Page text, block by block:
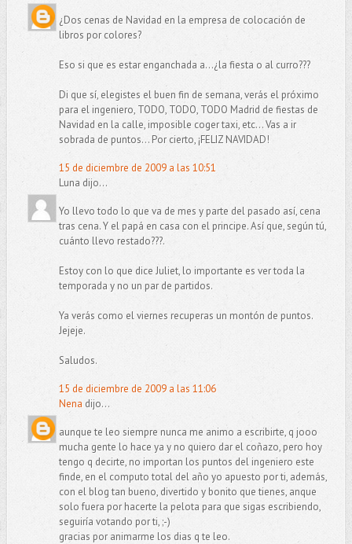
¿Dos cenas de Navidad en la empresa de colocación de
libros por colores?
Eso si que es estar enganchada a...¿la fiesta o al curro???
Di que sí, elegistes el buen fin de semana, verás el próximo
para el ingeniero, TODO, TODO, TODO Madrid de fiestas de
Navidad en la calle, imposible coger taxi, etc... Vas a ir
sobrada de puntos... Por cierto, ¡FELIZ NAVIDAD!
15 de diciembre de 2009 a las 10:51
Luna dijo...
Yo llevo todo lo que va de mes y parte del pasado así, cena
tras cena. Y el papá en casa con el principe. Así que, según tú,
cuánto llevo restado???.
Estoy con lo que dice Juliet, lo importante es ver toda la
temporada y no un par de partidos.
Ya verás como el viernes recuperas un montón de puntos.
Jejeje.
Saludos.
15 de diciembre de 2009 a las 11:06
Nena dijo...
aunque te leo siempre nunca me animo a escribirte, q jooo
mucha gente lo hace ya y no quiero dar el coñazo, pero hoy
tengo q decirte, no importan los puntos del ingeniero este
finde, en el computo total del año yo apuesto por ti, además,
con el blog tan bueno, divertido y bonito que tienes, anque
solo fuera por hacerte la pelota para que sigas escribiendo,
seguiría votando por ti, ;-)
gracias por animarme los dias q te leo.